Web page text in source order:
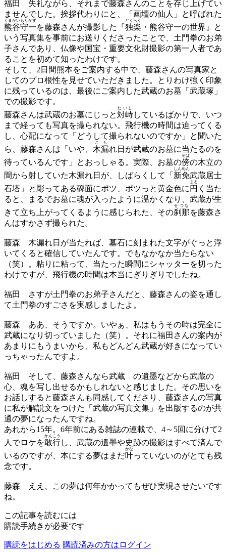
福田
失礼ながら、それまで藤森さんのことを存じ上げてい
ませんでした。挨拶代わりにと、「画壇の仙人」と呼ばれた
熊谷守一
くまがいもりかず
を藤森さんが撮影した『独楽
どくらく
・熊谷守一の世界』と
いう写真集を事前にお送りくださったことで、土門拳のお弟
子さんであり、仏像や国宝・重要文化財撮影の第一人者であ
ることを初めて知ったわけです。
そして、2日間熊本をご案内する中で、藤森さんの写真家と
してのプロ根性を見せていただきました。とりわけ強く印象
に残っているのは、最後にご案内した武蔵のお墓「武蔵塚」
での撮影です。
藤森さんは武蔵のお墓にじっと対峙
たいじ
しているばかりで、いつ
まで経っても写真を撮られない。飛行機の時間は迫ってくる
し、心配になって「どうして撮られないのですか」と聞いた
ら、藤森さんは「いや、 木漏
こも
れ日が武蔵のお墓に当たるのを
待っているんです」とおっしゃる。実際、お墓の傍
そば
の木立の
間から射していた木漏れ日が、しばらくして「 新免
しんめん
武蔵居士
石塔」と彫ってある碑面にポツ、ポツっと黄金色に 円
まる
く当た
ると、まるでお墓に魂が入ったように温かくなり、武蔵が生
きて立ち上がってくるように感じられた、その刹那
せつな
を藤森さ
んはすかさず撮られた。
藤森 木漏れ日が当たれば、墓石に刻まれた文字がぐっと浮
いてくると確信していたんです。でもなかなか当たらない
（笑）。粘りに粘って、当たった瞬間にシャッターを切った
わけですが、飛行機の時間は本当にぎりぎりでしたね。
福田
さすが土門拳のお弟子さんだと、藤森さんの姿を通し
て土門拳のすごさを実感しましたよ。
藤森 ああ、そうですか。いやぁ、私はもうその時は完全に
武蔵になり切っていました（笑）。それに福田さんの案内が
あまりにもうまいから、私もどんどん武蔵が好きになってい
っちゃったんですよ。
福田
そして、藤森さんなら武蔵 の遺墨などから武蔵の
心、魂を写し出せるかもしれないと感じました。その思いを
お話しすると藤森さんも同感してくださり、藤森さんの写真
に私が解説文をつけた「武蔵の写真文集」を出版するのが共
通の夢になったんですね。
あれから15年。6年前にある雑誌の連載で、4～5回に分けて2
人でロケを敢行
かんこう
し、武蔵の遺墨や史跡の撮影はすべて済んで
いるのですが、本にする夢はまだ叶
かな
っていないのがとても残
念です。
藤森 ええ、この夢は何年かかってもぜひ実現させたいです
ね。
この記事を読むには
購読手続きが必要です
購読をはじめる 購読済みの方はログイン